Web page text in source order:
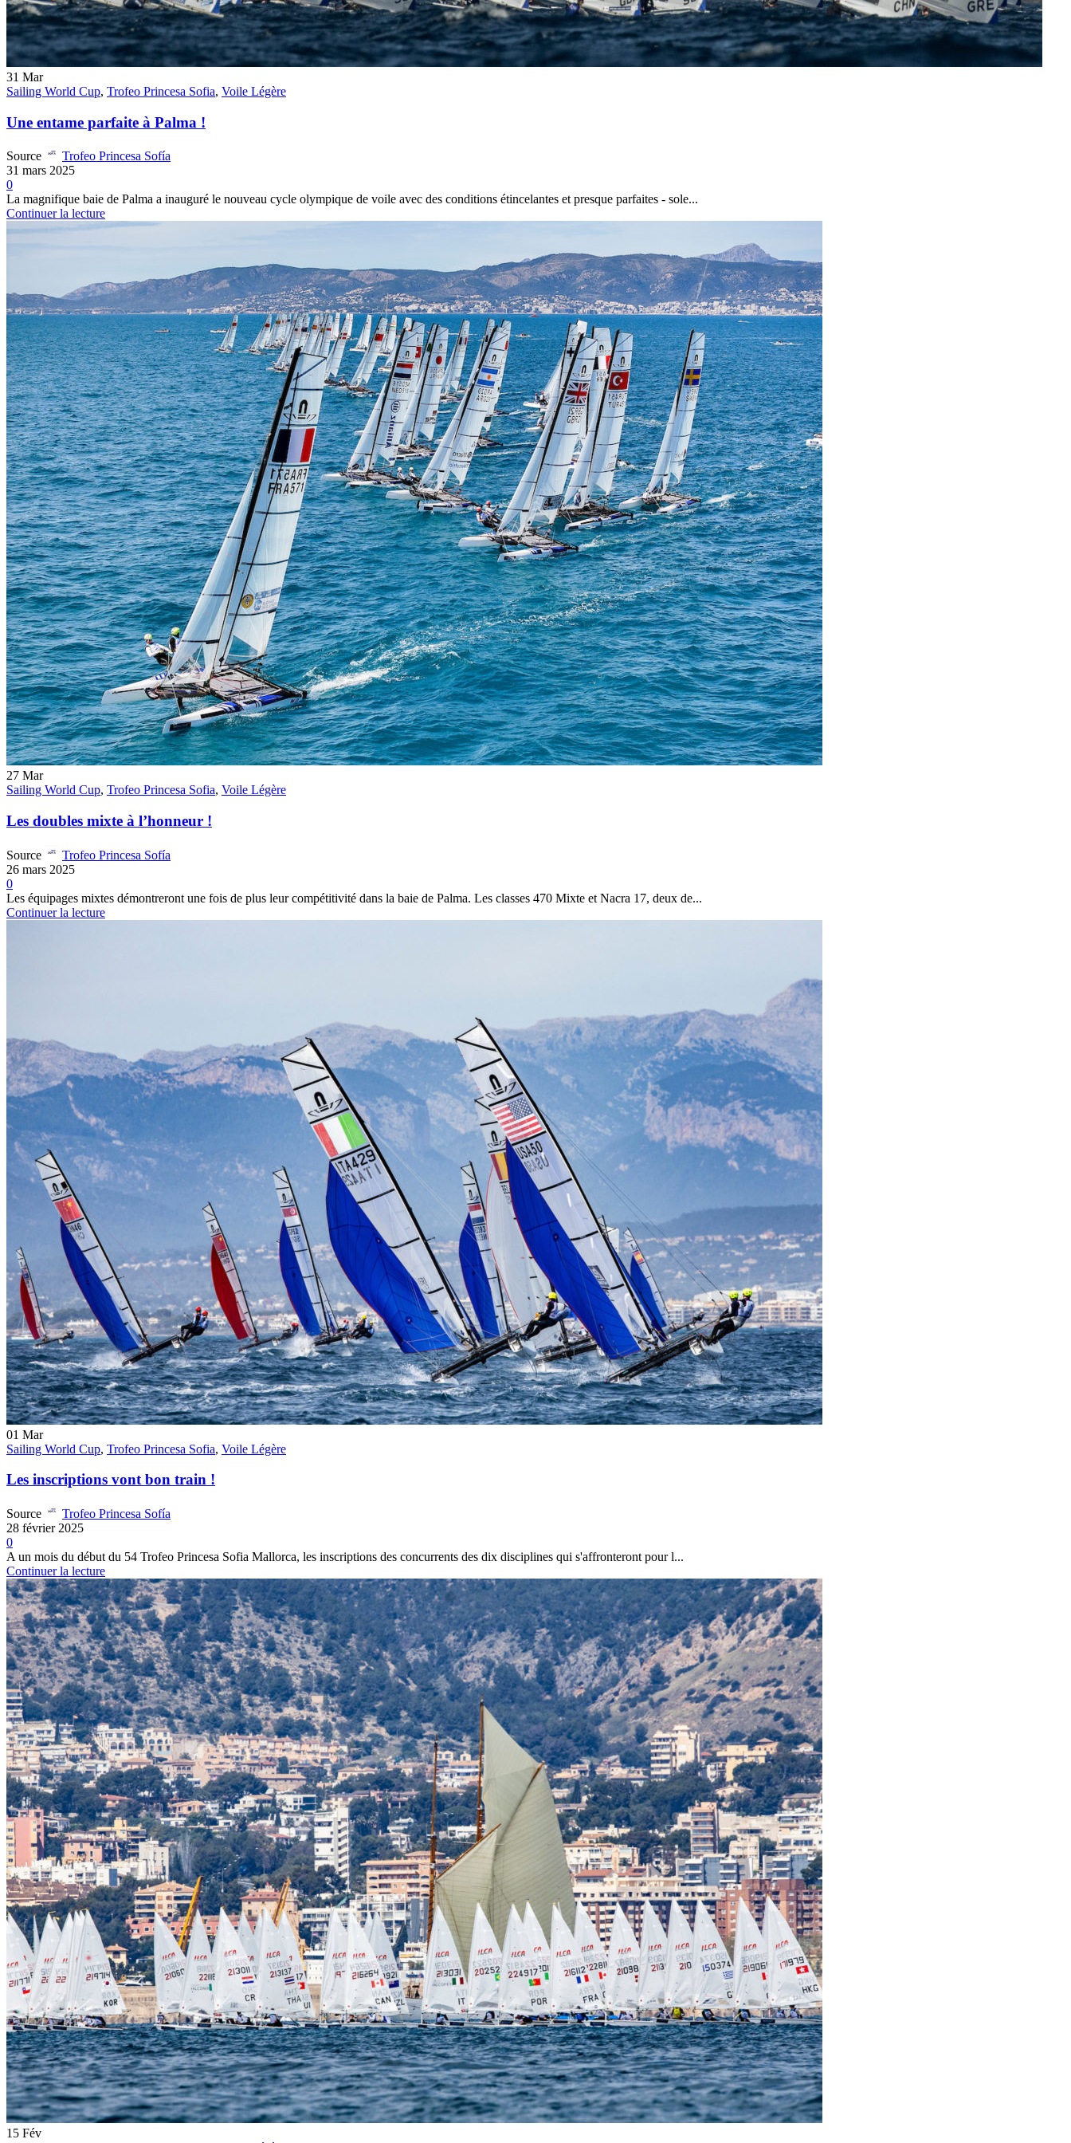
13Mar
Records,Vitesse absolue
SP80 franchit la barre mythique des 50 noeuds
Source
SP80
13 mars 2025
0
13Fév
Class40,Classe Ultim 32/23,Course au Large,IMOCA,Multi50 - Ocean Fifty
4 classes, 4 parcours, 4 duos vainqueurs
22Jan
Classe Ultim 32/23
, Records,Trophée Jules Verne
Gitana 17 devient Actual Ultim 4
Source
Gitana Team
22 janvier 2025
0
31 Mar
Sailing World Cup, Trofeo Princesa Sofia, Voile Légère
Une entame parfaite à Palma !
Source
Trofeo Princesa Sofía
31 mars 2025
0
La magnifique baie de Palma a inauguré le nouveau cycle olympique de voile avec des conditions étincelantes et presque parfaites - sole...
Continuer la lecture
27 Mar
Sailing World Cup, Trofeo Princesa Sofia, Voile Légère
Les doubles mixte à l’honneur !
Source
Trofeo Princesa Sofía
26 mars 2025
0
Les équipages mixtes démontreront une fois de plus leur compétitivité dans la baie de Palma. Les classes 470 Mixte et Nacra 17, deux de...
Continuer la lecture
01 Mar
Sailing World Cup, Trofeo Princesa Sofia, Voile Légère
Les inscriptions vont bon train !
Source
Trofeo Princesa Sofía
28 février 2025
0
A un mois du début du 54 Trofeo Princesa Sofia Mallorca, les inscriptions des concurrents des dix disciplines qui s'affronteront pour l...
Continuer la lecture
15 Fév